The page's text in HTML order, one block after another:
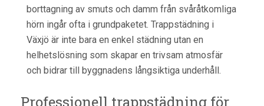
borttagning av smuts och damm från svåråtkomliga
hörn ingår ofta i grundpaketet. Trappstädning i
Växjö är inte bara en enkel städning utan en
helhetslösning som skapar en trivsam atmosfär
och bidrar till byggnadens långsiktiga underhåll.
Professionell trappstädning för